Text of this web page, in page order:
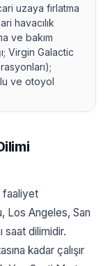
uzaya fırlatma
havacılık
ve bakım
Virgin Galactic
ve otoyol
faaliyet
Los Angeles, San
saat dilimidir.
kadar çalışır